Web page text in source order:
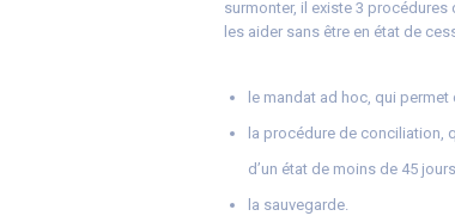
surmonter, il existe 3
les aider sans être en état de
le mandat ad hoc, qui
la procédure de conciliation,
d’un état de moins de 45
la sauvegarde.